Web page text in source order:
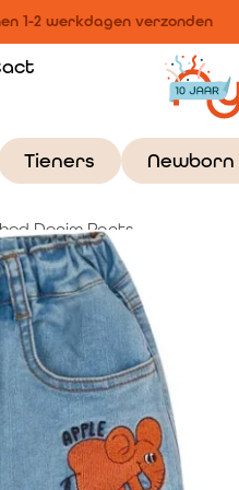
1-2 werkdagen verzonden
Tieners Newborn
Denim Pants